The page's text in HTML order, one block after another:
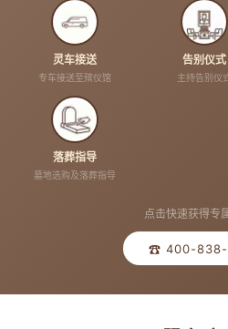
灵车接送
专车接送至殡仪馆
告别仪式
主持告别仪
落葬指导
墓地选购及落葬指导
点击快速获得专
☎ 400-838-